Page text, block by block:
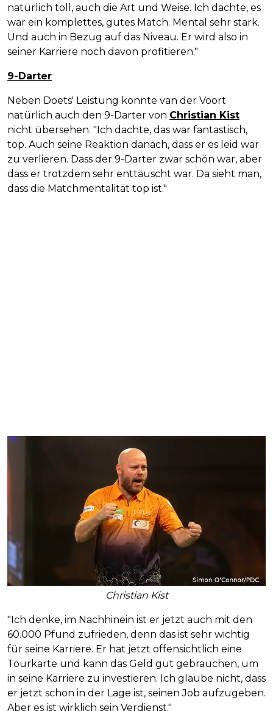
natürlich toll, auch die Art und Weise. Ich dachte, es
war ein komplettes, gutes Match. Mental sehr stark.
Und auch in Bezug auf das Niveau. Er wird also in
seiner Karriere noch davon profitieren."
9-Darter
Neben Doets' Leistung konnte van der Voort
natürlich auch den 9-Darter von Christian Kist
nicht übersehen. "Ich dachte, das war fantastisch,
top. Auch seine Reaktion danach, dass er es leid war
zu verlieren. Dass der 9-Darter zwar schön war, aber
dass er trotzdem sehr enttäuscht war. Da sieht man,
dass die Matchmentalität top ist."
Christian Kist
"Ich denke, im Nachhinein ist er jetzt auch mit den
60.000 Pfund zufrieden, denn das ist sehr wichtig
für seine Karriere. Er hat jetzt offensichtlich eine
Tourkarte und kann das Geld gut gebrauchen, um
in seine Karriere zu investieren. Ich glaube nicht, dass
er jetzt schon in der Lage ist, seinen Job aufzugeben.
Aber es ist wirklich sein Verdienst."